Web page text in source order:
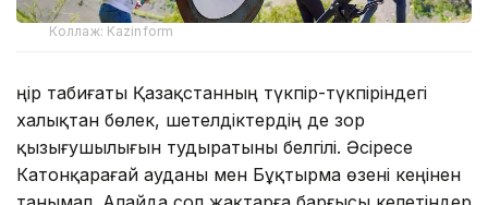
Коллаж: Kazinform
Өңір табиғаты Қазақстанның түкпір-түкпіріндегі
халықтан бөлек, шетелдіктердің де зор
қызығушылығын тудыратыны белгілі. Әсіресе
Катонқарағай ауданы мен Бұқтырма өзені кеңінен